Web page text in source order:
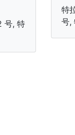
号, 特
特
号,